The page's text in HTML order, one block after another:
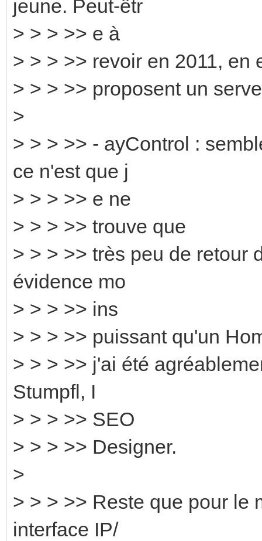
jeune. Peut-êtr
> > > >> e à
> > > >> revoir en 2011, en
> > > >> proposent un
>
> > > >> - ayControl :
ce n'est que j
> > > >> e ne
> > > >> trouve que
> > > >> très peu de retour
évidence mo
> > > >> ins
> > > >> puissant qu'un
> > > >> j'ai été
Stumpfl, I
> > > >> SEO
> > > >> Designer.
>
> > > >> Reste que pour le
interface IP/